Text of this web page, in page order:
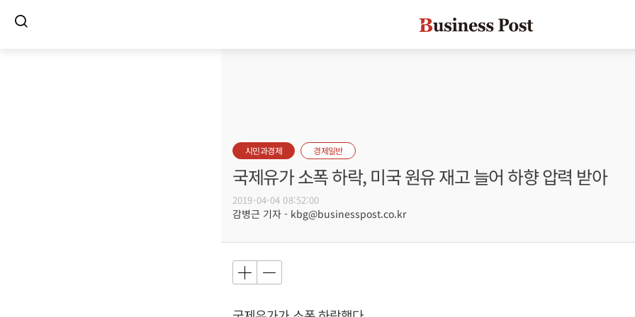
시민과경제 경제일반
국제유가 소폭 하락, 미국 원유 재고 늘어 하향 압력 받아
2019-04-04 08:52:00
감병근 기자 - kbg@businesspost.co.kr